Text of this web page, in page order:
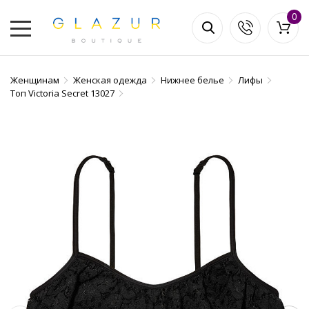
0
Женщинам Женская одежда Нижнее белье
Лифы
Топ Victoria Secret 13027